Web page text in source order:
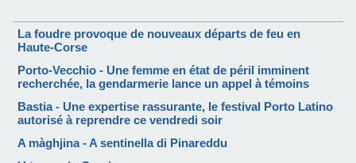
La foudre provoque de nouveaux départs de feu en
Haute-Corse
Porto-Vecchio - Une femme en état de péril imminent
recherchée, la gendarmerie lance un appel à témoins
Bastia - Une expertise rassurante, le festival Porto Latino
autorisé à reprendre ce vendredi soir
A màghjina - A sentinella di Pinareddu